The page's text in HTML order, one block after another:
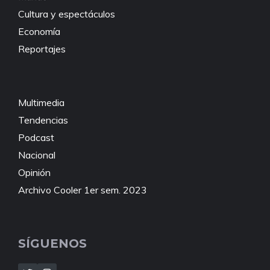
Cultura y espectáculos
Economía
Reportajes
Multimedia
Tendencias
Podcast
Nacional
Opinión
Archivo Cooler 1er sem. 2023
SÍGUENOS